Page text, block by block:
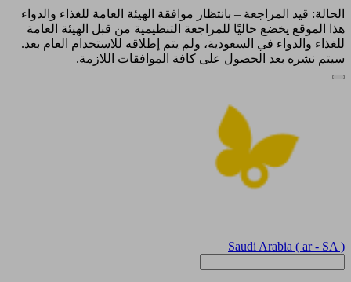
الحالة: قيد المراجعة – بانتظار موافقة الهيئة العامة للغذاء والدواء
هذا الموقع يخضع حاليًا للمراجعة التنظيمية من قبل الهيئة العامة
للغذاء والدواء في السعودية، ولم يتم إطلاقه للاستخدام العام بعد.
سيتم نشره بعد الحصول على كافة الموافقات اللازمة.
Saudi Arabia ( ar - SA )